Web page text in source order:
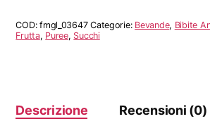
COD:fmgl_03647 Categorie: Bevande, Bibite
Frutta, Puree, Succhi
Descrizione Recensioni (0)